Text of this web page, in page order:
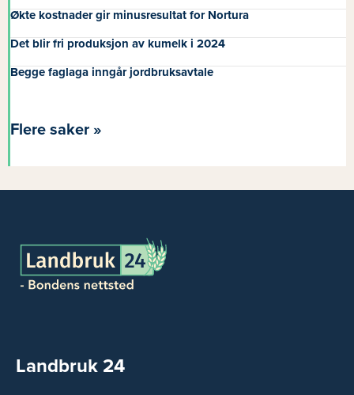
Økte kostnader gir minusresultat for Nortura
Det blir fri produksjon av kumelk i 2024
Begge faglaga inngår jordbruksavtale
Flere saker »
Landbruk 24